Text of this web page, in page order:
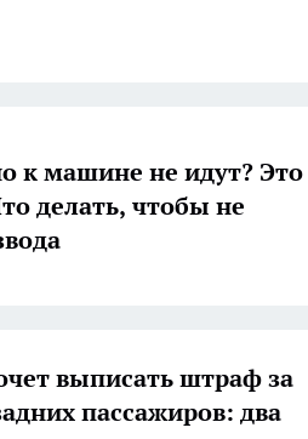
к машине не идут? Это
делать, чтобы не
выписать штраф за
пассажиров: два